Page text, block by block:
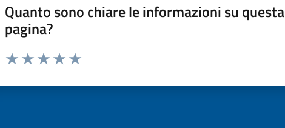
Quanto sono chiare le informazioni su questa
pagina?
Valuta da 1 a 5 stelle la pagina